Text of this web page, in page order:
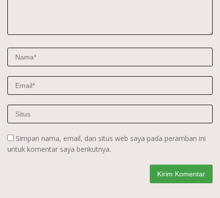
Simpan nama, email, dan situs web saya pada peramban ini
untuk komentar saya berikutnya.